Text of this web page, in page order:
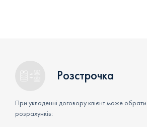
Розстрочка
При укладенні договору клієнт може обрати
розрахунків: